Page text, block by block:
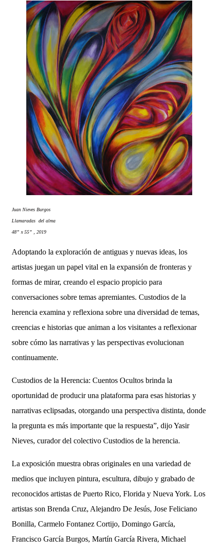
Juan Nieves Burgos
Llamaradas del alma
48” x 55” , 2019
Adoptando la exploración de antiguas y nuevas ideas, los
artistas juegan un papel vital en la expansión de fronteras y
formas de mirar, creando el espacio propicio para
conversaciones sobre temas apremiantes. Custodios de la
herencia examina y reflexiona sobre una diversidad de temas,
creencias e historias que animan a los visitantes a reflexionar
sobre cómo las narrativas y las perspectivas evolucionan
continuamente.
Custodios de la Herencia: Cuentos Ocultos brinda la
oportunidad de producir una plataforma para esas historias y
narrativas eclipsadas, otorgando una perspectiva distinta, donde
la pregunta es más importante que la respuesta”, dijo Yasir
Nieves, curador del colectivo Custodios de la herencia.
La exposición muestra obras originales en una variedad de
medios que incluyen pintura, escultura, dibujo y grabado de
reconocidos artistas de Puerto Rico, Florida y Nueva York. Los
artistas son Brenda Cruz, Alejandro De Jesús, Jose Feliciano
Bonilla, Carmelo Fontanez Cortijo, Domingo García,
Francisco García Burgos, Martín García Rivera, Michael